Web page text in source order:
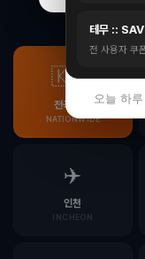
입점 · 제휴 문의
🇰🇷
전국 통합
NATIONWIDE
✈️
인천
INCHEON
테무 ::
전 사용자 쿠
오늘 하